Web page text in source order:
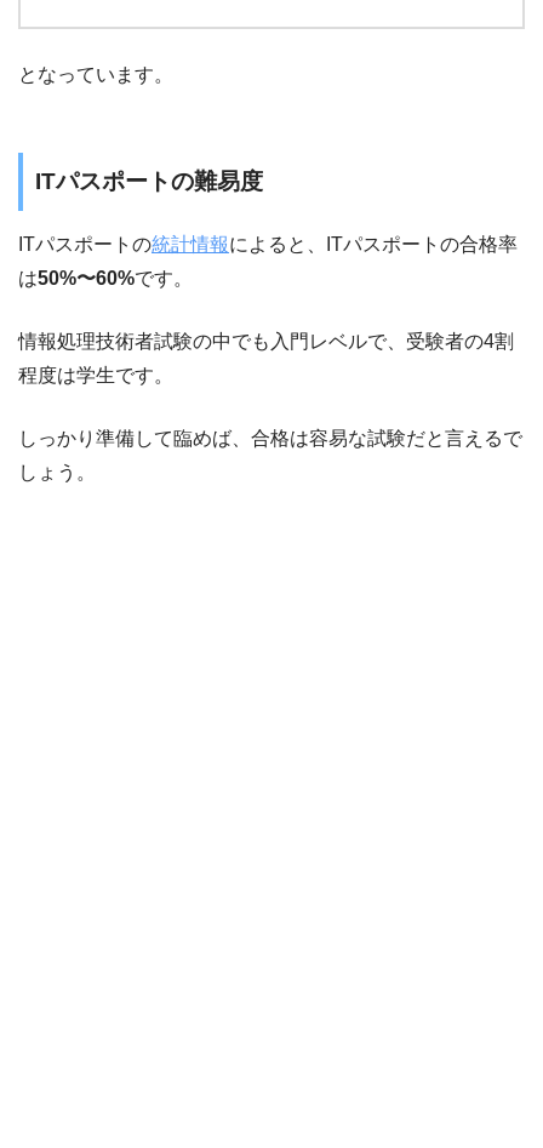
となっています。
ITパスポートの難易度
ITパスポートの統計情報によると、ITパスポートの合格率
は50%〜60%です。
情報処理技術者試験の中でも入門レベルで、受験者の4割
程度は学生です。
しっかり準備して臨めば、合格は容易な試験だと言えるで
しょう。